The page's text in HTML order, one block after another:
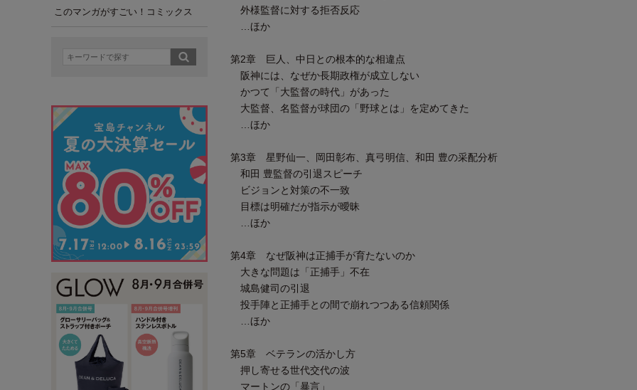
このマンガがすごい！コミックス
外様監督に対する拒否反応
…ほか
第2章 巨人、中日との根本的な相違点
阪神には、なぜか長期政権が成立しない
かつて「大監督の時代」があった
大監督、名監督が球団の「野球とは」を定めてきた
…ほか
第3章 星野仙一、岡田彰布、真弓明信、和田 豊の采配分析
和田 豊監督の引退スピーチ
ビジョンと対策の不一致
目標は明確だが指示が曖昧
…ほか
第4章 なぜ阪神は正捕手が育たないのか
大きな問題は「正捕手」不在
城島健司の引退
投手陣と正捕手との間で崩れつつある信頼関係
…ほか
第5章 ベテランの活かし方
押し寄せる世代交代の波
マートンの「暴言」